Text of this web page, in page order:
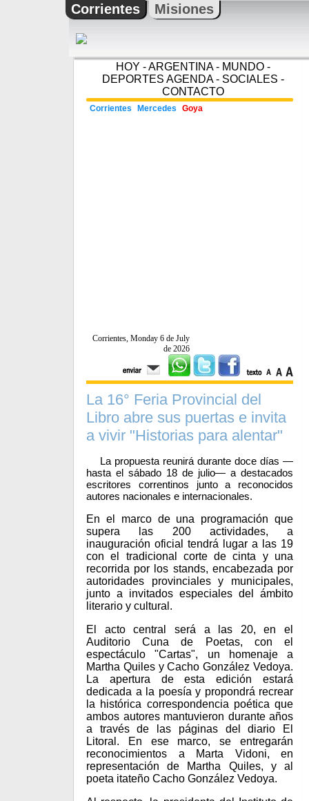
Corrientes Misiones
HOY -ARGENTINA- MUNDO -
DEPORTES AGENDA- SOCIALES -
CONTACTO
Corrientes Mercedes Goya
Corrientes, Monday 6 de July
de 2026
La 16° Feria Provincial del
Libro abre sus puertas e invita
a vivir "Historias para alentar"
La propuesta reunirá durante doce días —
hasta el sábado 18 de julio— a destacados
escritores correntinos junto a reconocidos
autores nacionales e internacionales.
En el marco de una programación que
supera las 200 actividades, a
inauguración oficial tendrá lugar a las 19
con el tradicional corte de cinta y una
recorrida por los stands, encabezada por
autoridades provinciales y municipales,
junto a invitados especiales del ámbito
literario y cultural.
El acto central será a las 20, en el
Auditorio Cuna de Poetas, con el
espectáculo "Cartas", un homenaje a
Martha Quiles y Cacho González Vedoya.
La apertura de esta edición estará
dedicada a la poesía y propondrá recrear
la histórica correspondencia poética que
ambos autores mantuvieron durante años
a través de las páginas del diario El
Litoral. En ese marco, se entregarán
reconocimientos a Marta Vidoni, en
representación de Martha Quiles, y al
poeta itateño Cacho González Vedoya.